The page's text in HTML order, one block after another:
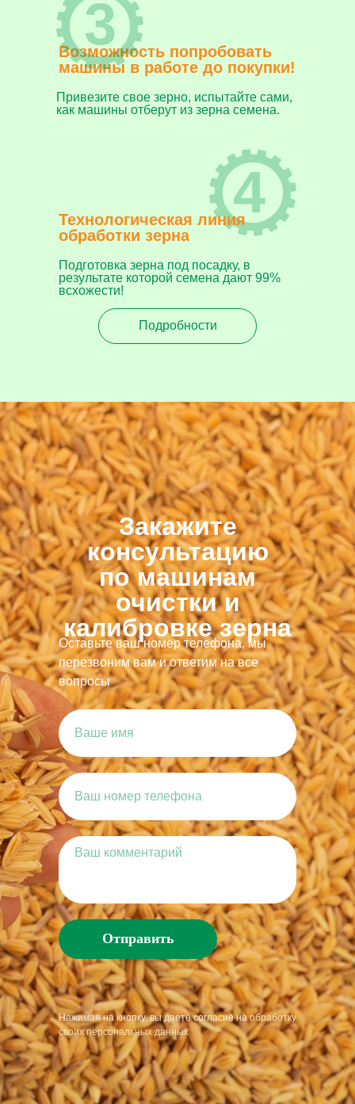
Возможность попробовать
машины в работе до покупки!
3
Привезите свое зерно, испытайте сами,
как машины отберут из зерна семена.
4
Технологическая линия
обработки зерна
Подготовка зерна под посадку, в
результате которой семена дают 99%
всхожести!
Подробности
Закажите
консультацию
по машинам
очистки и
калибровке зерна
Оставьте ваш номер телефона, мы
перезвоним вам и ответим на все
вопросы
Отправить
Нажимая на кнопку, вы даете согласие наобработку
своих персональных данных